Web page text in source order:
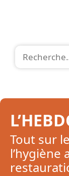
Tout sur
l’hygiène